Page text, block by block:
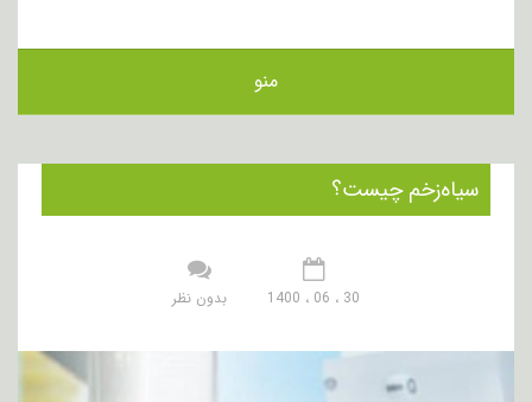
منو
سیاه‌زخم چیست؟
30 ، 06 ، 1400 بدون نظر